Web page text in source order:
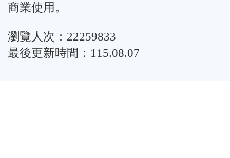
商業使用。
瀏覽人次：22259833
最後更新時間：115.08.07